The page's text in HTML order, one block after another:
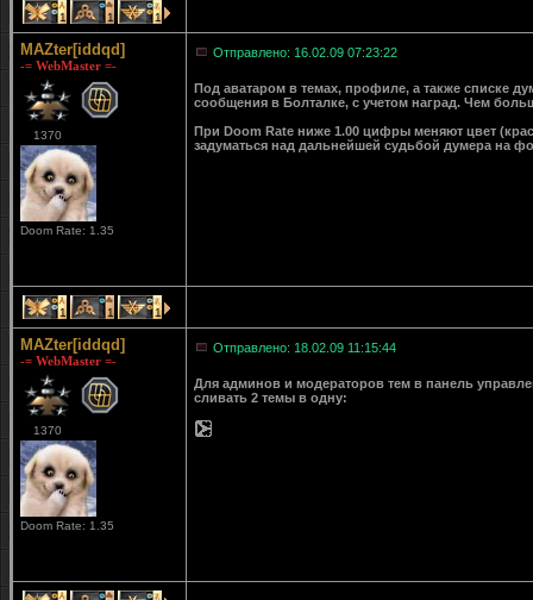
1 1 1
MAZter[iddqd]
-= WebMaster =-
1370
Doom Rate: 1.35
Отправлено: 16.02.09 07:23:22
Под аватаром в темах, профиле, а также списке
сообщения в Болталке, с учетом наград. Чем
При Doom Rate ниже 1.00 цифры меняют цвет
задуматься над дальнейшей судьбой думера на
1 1 1
MAZter[iddqd]
-= WebMaster =-
1370
Doom Rate: 1.35
Отправлено: 18.02.09 11:15:44
Для админов и модераторов тем в панель
сливать 2 темы в одну: